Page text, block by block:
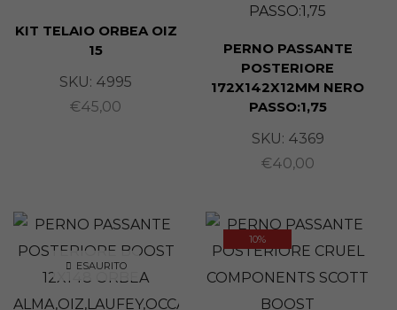
KIT TELAIO ORBEA OIZ
15
SKU: 4995
€45,00
PERNO PASSANTE
POSTERIORE
172X142X12MM NERO
PASSO:1,75
SKU: 4369
€40,00
ESAURITO
10%